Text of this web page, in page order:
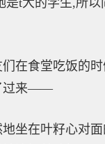
是t大的学生,所以
在食堂吃饭的
过来——
坐在叶籽心对